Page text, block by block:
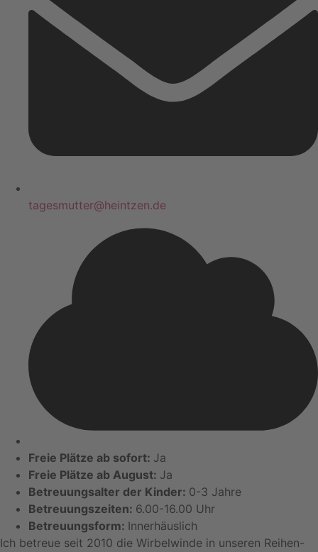
tagesmutter@heintzen.de
Freie Plätze ab sofort: Ja
Freie Plätze ab August: Ja
Betreuungsalter der Kinder: 0-3 Jahre
Betreuungszeiten: 6.00-16.00 Uhr
Betreuungsform: Innerhäuslich
Ich betreue seit 2010 die Wirbelwinde in unseren Reihen-